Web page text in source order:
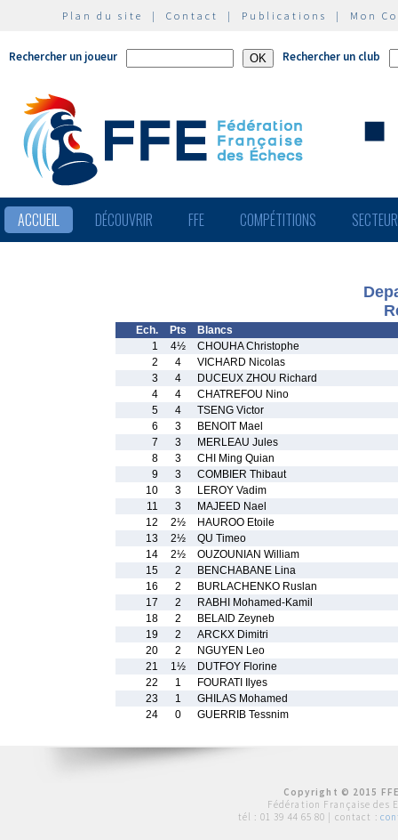
Plan du site | Contact | Publications | Mon
Rechercher un joueur Rechercher un club
ACCUEIL DÉCOUVRIR FFE COMPÉTITIONS
Ech. Pts
Blancs
1
4½
CHOUHA Christophe
2
4
VICHARD Nicolas
3
4
DUCEUX ZHOU Richard
4
4
CHATREFOU Nino
5
4
TSENG Victor
6
3
BENOIT Mael
7
3
MERLEAU Jules
8
3
CHI Ming Quian
9
3
COMBIER Thibaut
10
3
LEROY Vadim
11
3
MAJEED Nael
12
2½
HAUROO Etoile
13
2½
QU Timeo
14
2½
OUZOUNIAN William
15
2
BENCHABANE Lina
16
2
BURLACHENKO Ruslan
17
2
RABHI Mohamed-Kamil
18
2
BELAID Zeyneb
19
2
ARCKX Dimitri
20
2
NGUYEN Leo
21
1½
DUTFOY Florine
22
1
FOURATI Ilyes
23
1
GHILAS Mohamed
24
0 GUERRIB Tessnim
Copyright © 2015
Fédération Française des
tél : 01 39 44 65 80 | contact :